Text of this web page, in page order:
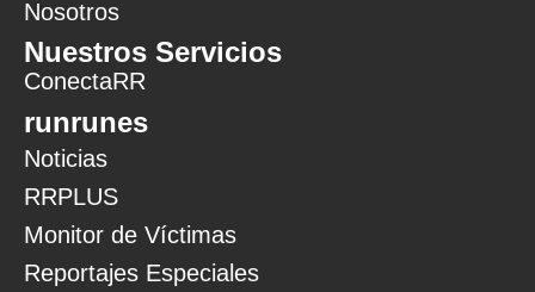
Nosotros
Nuestros Servicios
ConectaRR
runrunes
Noticias
RRPLUS
Monitor de Víctimas
Reportajes Especiales